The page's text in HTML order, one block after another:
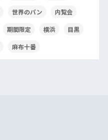
世界のパン 内覧会
期間限定 横浜 目黒
麻布十番